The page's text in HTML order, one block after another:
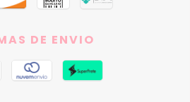
DE ENVIO